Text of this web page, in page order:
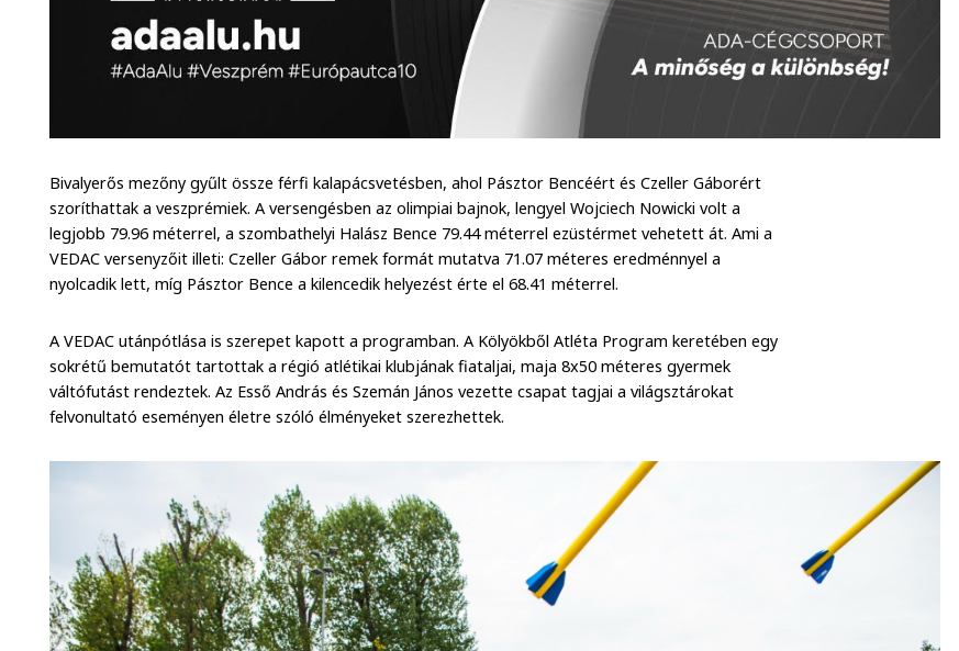
Bivalyerős mezőny gyűlt össze férfi kalapácsvetésben, ahol Pásztor Bencéért és Czeller Gáborért
szoríthattak a veszprémiek. A versengésben az olimpiai bajnok, lengyel Wojciech Nowicki volt a
legjobb 79.96 méterrel, a szombathelyi Halász Bence 79.44 méterrel ezüstérmet vehetett át. Ami a
VEDAC versenyzőit illeti: Czeller Gábor remek formát mutatva 71.07 méteres eredménnyel a
nyolcadik lett, míg Pásztor Bence a kilencedik helyezést érte el 68.41 méterrel.
A VEDAC utánpótlása is szerepet kapott a programban. A Kölyökből Atléta Program keretében egy
sokrétű bemutatót tartottak a régió atlétikai klubjának fiataljai, maja 8x50 méteres gyermek
váltófutást rendeztek. Az Esső András és Szemán János vezette csapat tagjai a világsztárokat
felvonultató eseményen életre szóló élményeket szerezhettek.